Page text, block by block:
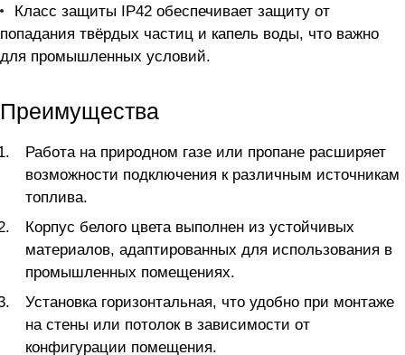
Класс защиты IP42 обеспечивает защиту от
попадания твёрдых частиц и капель воды, что важно
для промышленных условий.
Преимущества
Работа на природном газе или пропане расширяет
возможности подключения к различным источникам
топлива.
Корпус белого цвета выполнен из устойчивых
материалов, адаптированных для использования в
промышленных помещениях.
Установка горизонтальная, что удобно при монтаже
на стены или потолок в зависимости от
конфигурации помещения.